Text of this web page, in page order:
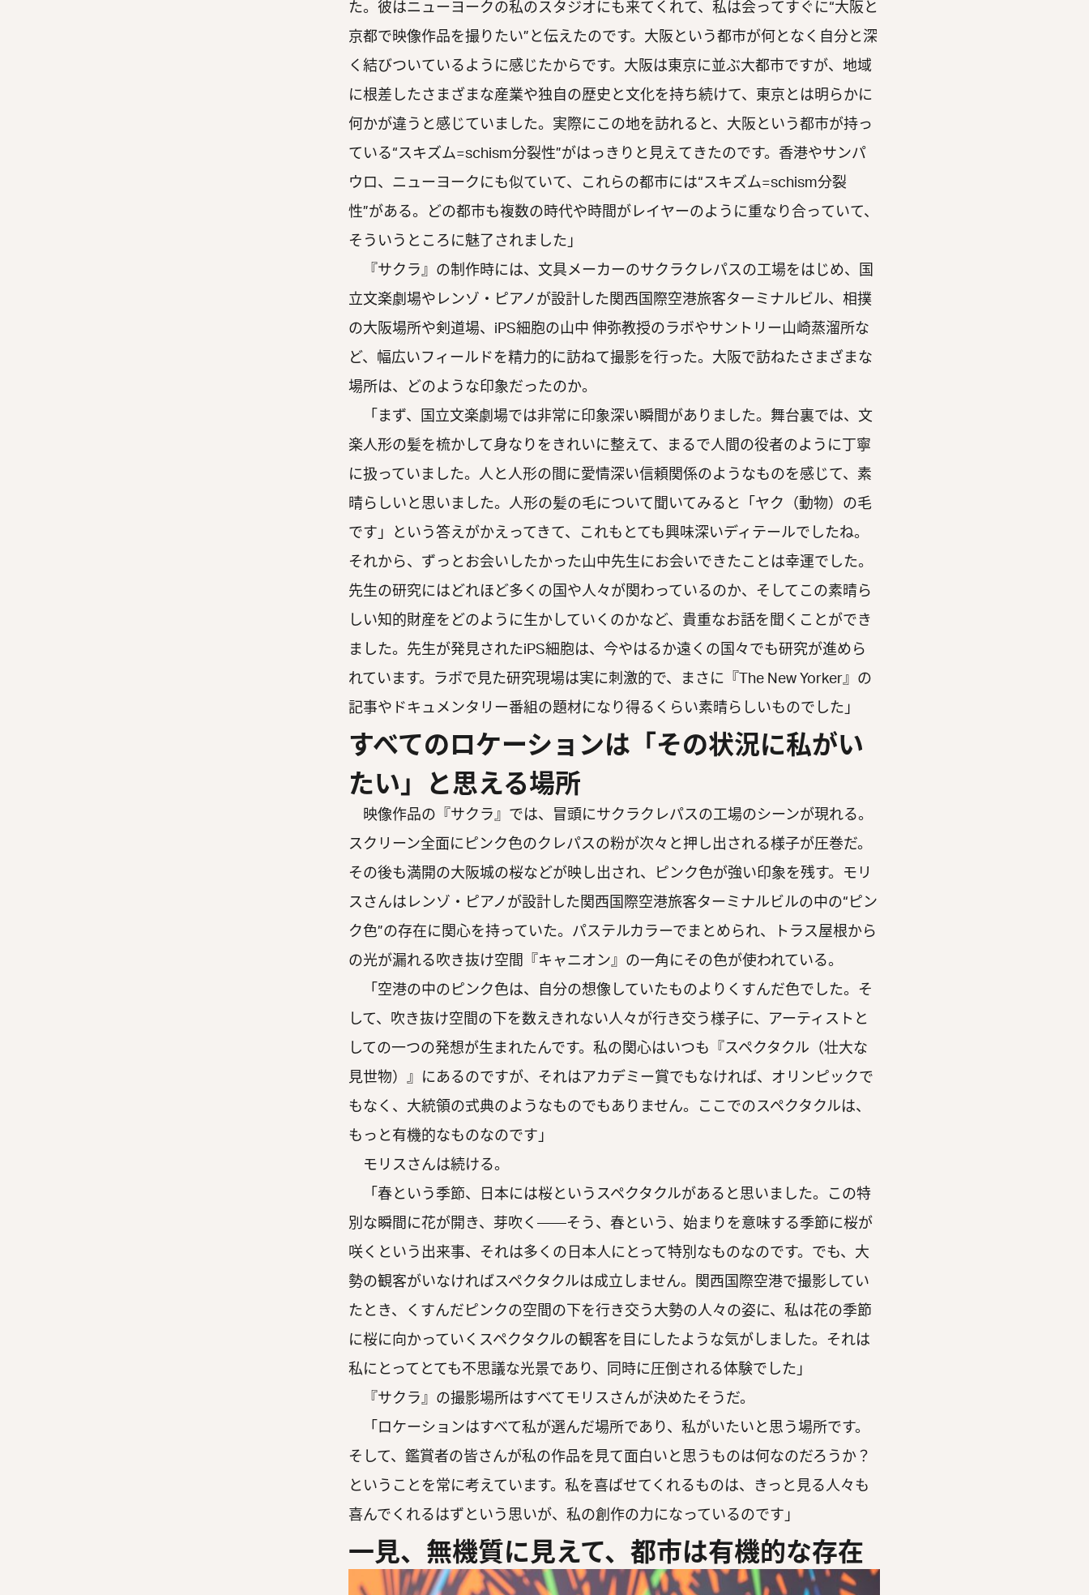
た。彼はニューヨークの私のスタジオにも来てくれて、私は会ってすぐに“大阪と
京都で映像作品を撮りたい”と伝えたのです。大阪という都市が何となく自分と深
く結びついているように感じたからです。大阪は東京に並ぶ大都市ですが、地域
に根差したさまざまな産業や独自の歴史と文化を持ち続けて、東京とは明らかに
何かが違うと感じていました。実際にこの地を訪れると、大阪という都市が持っ
ている“スキズム=schism分裂性”がはっきりと見えてきたのです。香港やサンパ
ウロ、ニューヨークにも似ていて、これらの都市には“スキズム=schism分裂
性”がある。どの都市も複数の時代や時間がレイヤーのように重なり合っていて、
そういうところに魅了されました」
『サクラ』の制作時には、文具メーカーのサクラクレパスの工場をはじめ、国
立文楽劇場やレンゾ・ピアノが設計した関西国際空港旅客ターミナルビル、相撲
の大阪場所や剣道場、iPS細胞の山中 伸弥教授のラボやサントリー山崎蒸溜所な
ど、幅広いフィールドを精力的に訪ねて撮影を行った。大阪で訪ねたさまざまな
場所は、どのような印象だったのか。
「まず、国立文楽劇場では非常に印象深い瞬間がありました。舞台裏では、文
楽人形の髪を梳かして身なりをきれいに整えて、まるで人間の役者のように丁寧
に扱っていました。人と人形の間に愛情深い信頼関係のようなものを感じて、素
晴らしいと思いました。人形の髪の毛について聞いてみると「ヤク（動物）の毛
です」という答えがかえってきて、これもとても興味深いディテールでしたね。
それから、ずっとお会いしたかった山中先生にお会いできたことは幸運でした。
先生の研究にはどれほど多くの国や人々が関わっているのか、そしてこの素晴ら
しい知的財産をどのように生かしていくのかなど、貴重なお話を聞くことができ
ました。先生が発見されたiPS細胞は、今やはるか遠くの国々でも研究が進めら
れています。ラボで見た研究現場は実に刺激的で、まさに『The New Yorker』の
記事やドキュメンタリー番組の題材になり得るくらい素晴らしいものでした」
すべてのロケーションは「その状況に私がい
たい」と思える場所
映像作品の『サクラ』では、冒頭にサクラクレパスの工場のシーンが現れる。
スクリーン全面にピンク色のクレパスの粉が次々と押し出される様子が圧巻だ。
その後も満開の大阪城の桜などが映し出され、ピンク色が強い印象を残す。モリ
スさんはレンゾ・ピアノが設計した関西国際空港旅客ターミナルビルの中の“ピン
ク色”の存在に関心を持っていた。パステルカラーでまとめられ、トラス屋根から
の光が漏れる吹き抜け空間『キャニオン』の一角にその色が使われている。
「空港の中のピンク色は、自分の想像していたものよりくすんだ色でした。そ
して、吹き抜け空間の下を数えきれない人々が行き交う様子に、アーティストと
しての一つの発想が生まれたんです。私の関心はいつも『スペクタクル（壮大な
見世物）』にあるのですが、それはアカデミー賞でもなければ、オリンピックで
もなく、大統領の式典のようなものでもありません。ここでのスペクタクルは、
もっと有機的なものなのです」
モリスさんは続ける。
「春という季節、日本には桜というスペクタクルがあると思いました。この特
別な瞬間に花が開き、芽吹く——そう、春という、始まりを意味する季節に桜が
咲くという出来事、それは多くの日本人にとって特別なものなのです。でも、大
勢の観客がいなければスペクタクルは成立しません。関西国際空港で撮影してい
たとき、くすんだピンクの空間の下を行き交う大勢の人々の姿に、私は花の季節
に桜に向かっていくスペクタクルの観客を目にしたような気がしました。それは
私にとってとても不思議な光景であり、同時に圧倒される体験でした」
『サクラ』の撮影場所はすべてモリスさんが決めたそうだ。
「ロケーションはすべて私が選んだ場所であり、私がいたいと思う場所です。
そして、鑑賞者の皆さんが私の作品を見て面白いと思うものは何なのだろうか？
ということを常に考えています。私を喜ばせてくれるものは、きっと見る人々も
喜んでくれるはずという思いが、私の創作の力になっているのです」
一見、無機質に見えて、都市は有機的な存在